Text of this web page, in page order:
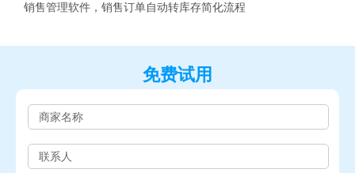
销售管理软件，销售订单自动转库存简化流程
免费试用